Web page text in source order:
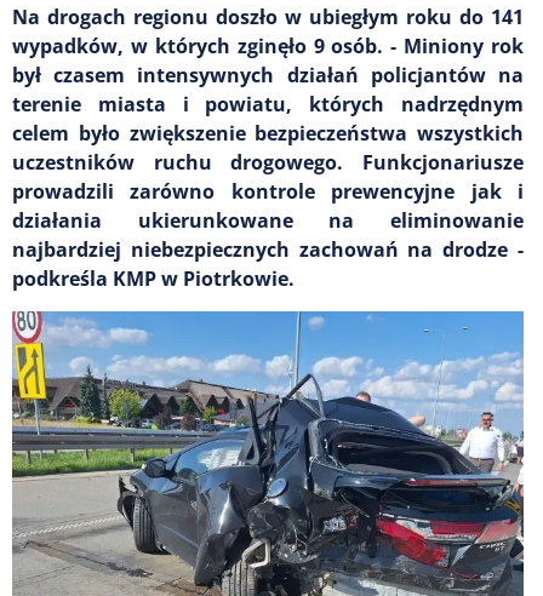
Na drogach regionu doszło w ubiegłym roku do 141
wypadków, w których zginęło 9 osób. - Miniony rok
był czasem intensywnych działań policjantów na
terenie miasta i powiatu, których nadrzędnym
celem było zwiększenie bezpieczeństwa wszystkich
uczestników ruchu drogowego. Funkcjonariusze
prowadzili zarówno kontrole prewencyjne jak i
działania ukierunkowane na eliminowanie
najbardziej niebezpiecznych zachowań na drodze -
podkreśla KMP w Piotrkowie.